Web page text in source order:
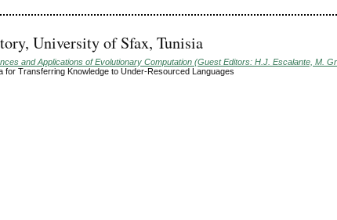
University of Sfax, Tunisia
and Applications of Evolutionary Computation (Guest Editors: H.J. Escalante, M.
for Transferring Knowledge to Under-Resourced Languages